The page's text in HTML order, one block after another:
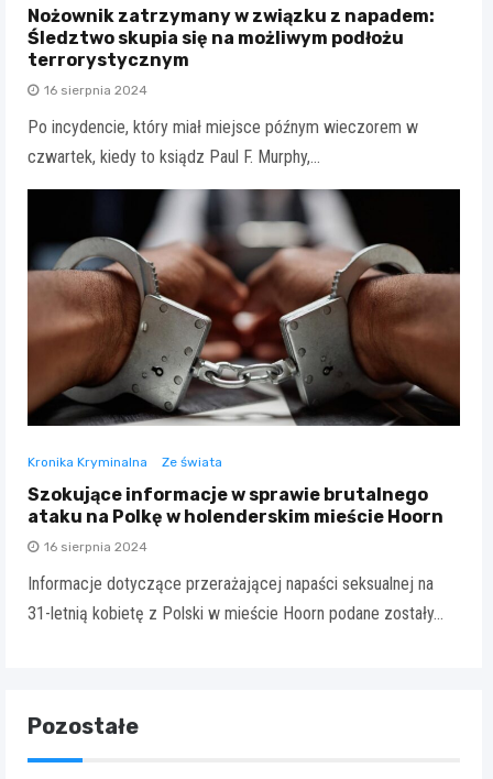
Nożownik zatrzymany w związku z napadem:
Śledztwo skupia się na możliwym podłożu
terrorystycznym
16 sierpnia 2024
Po incydencie, który miał miejsce późnym wieczorem w
czwartek, kiedy to ksiądz Paul F. Murphy,…
Kronika Kryminalna Ze świata
Szokujące informacje w sprawie brutalnego
ataku na Polkę w holenderskim mieście Hoorn
16 sierpnia 2024
Informacje dotyczące przerażającej napaści seksualnej na
31-letnią kobietę z Polski w mieście Hoorn podane zostały…
Pozostałe